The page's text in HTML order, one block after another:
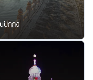
ปักกิ่ง